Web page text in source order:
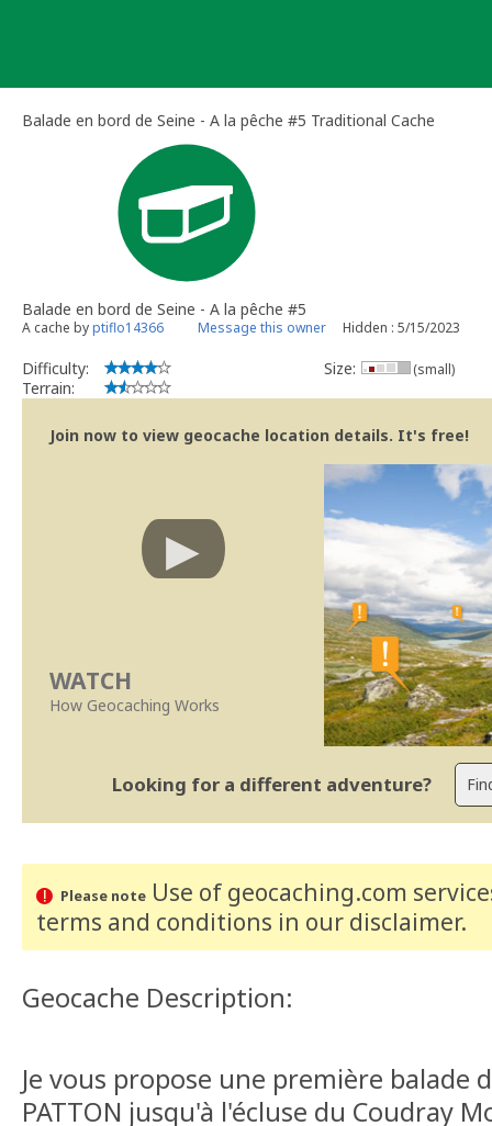
Balade en bord de Seine - A la pêche #5 Traditional Cache
Balade en bord de Seine - A la pêche #5
A cache byptiflo14366 Message this owner Hidden : 5/15/2023
Difficulty:
Terrain:
Size: (small)
Join now to view geocache location details. It's free!
WATCH
How Geocaching Works
Looking for a different adventure?
Please noteUse of geocaching.com
terms and conditions in our disclaimer.
Geocache Description:
Je vous propose une première balade
PATTON jusqu'à l'écluse du Coudray